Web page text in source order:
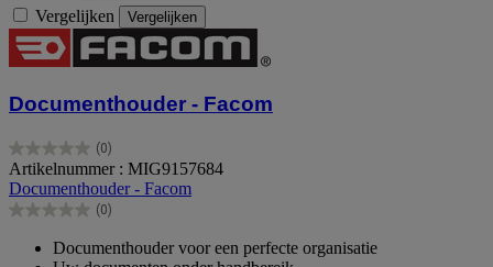
Vergelijken Vergelijken
Documenthouder - Facom
(0)
0.0
van
de
5
Artikelnummer : MIG9157684
Documenthouder - Facom
(0)
0.0
Documenthouder voor een perfecte organisatie